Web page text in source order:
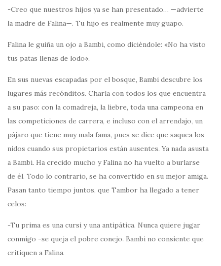
-Creo que nuestros hijos ya se han presentado… —advierte
la madre de Falina—. Tu hijo es realmente muy guapo.
Falina le guiña un ojo a Bambi, como diciéndole: «No ha visto
tus patas llenas de lodo».
En sus nuevas escapadas por el bosque, Bambi descubre los
lugares más recónditos. Charla con todos los que encuentra
a su paso: con la comadreja, la liebre, toda una campeona en
las competiciones de carrera, e incluso con el arrendajo, un
pájaro que tiene muy mala fama, pues se dice que saquea los
nidos cuando sus propietarios están ausentes. Ya nada asusta
a Bambi. Ha crecido mucho y Falina no ha vuelto a burlarse
de él. Todo lo contrario, se ha convertido en su mejor amiga.
Pasan tanto tiempo juntos, que Tambor ha llegado a tener
celos:
-Tu prima es una cursi y una antipática. Nunca quiere jugar
conmigo -se queja el pobre conejo. Bambi no consiente que
critiquen a Falina.